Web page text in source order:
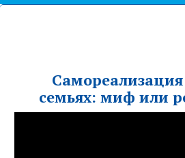
семьях: миф или